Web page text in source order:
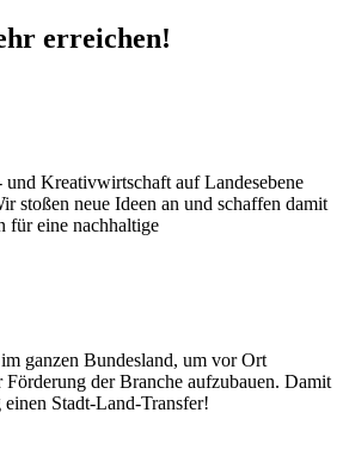
erreichen!
Kreativwirtschaft auf Landesebene
stoßen neue Ideen an und schaffen damit
für eine nachhaltige
ganzen Bundesland, um vor Ort
der Branche aufzubauen. Damit
Stadt-Land-Transfer!